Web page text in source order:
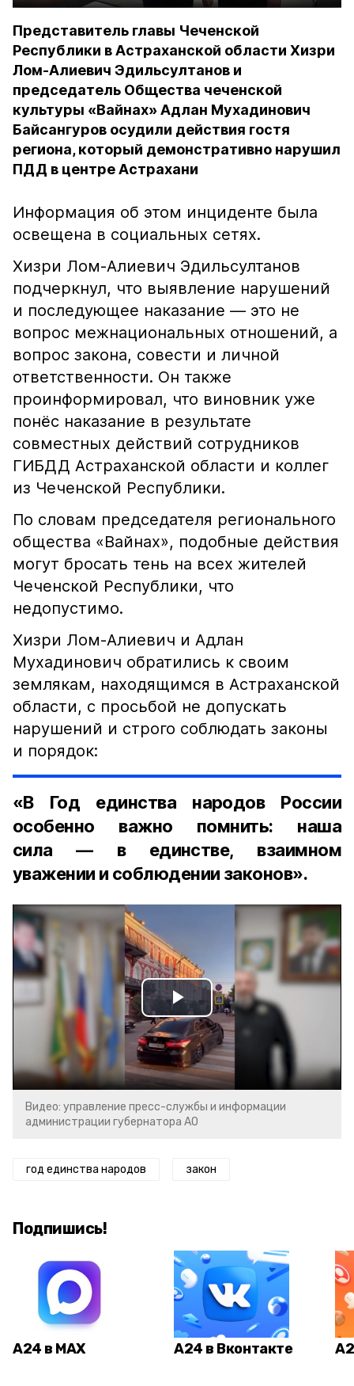
Представитель главы Чеченской
Республики в Астраханской области Хизри
Лом-Алиевич Эдильсултанов и
председатель Общества чеченской
культуры «Вайнах» Адлан Мухадинович
Байсангуров осудили действия гостя
региона, который демонстративно нарушил
ПДД в центре Астрахани
Информация об этом инциденте была
освещена в социальных сетях.
Хизри Лом-Алиевич Эдильсултанов
подчеркнул, что выявление нарушений
и последующее наказание — это не
вопрос межнациональных отношений, а
вопрос закона, совести и личной
ответственности. Он также
проинформировал, что виновник уже
понёс наказание в результате
совместных действий сотрудников
ГИБДД Астраханской области и коллег
из Чеченской Республики.
По словам председателя регионального
общества «Вайнах», подобные действия
могут бросать тень на всех жителей
Чеченской Республики, что
недопустимо.
Хизри Лом-Алиевич и Адлан
Мухадинович обратились к своим
землякам, находящимся в Астраханской
области, с просьбой не допускать
нарушений и строго соблюдать законы
и порядок:
«В Год единства народов России
особенно важно помнить: наша
сила — в единстве, взаимном
уважении и соблюдении законов».
Play
Video
Видео: управление пресс-службы и информации
администрации губернатора АО
год единства народов закон
Подпишись!
А24 в MAX А24 в Вконтакте